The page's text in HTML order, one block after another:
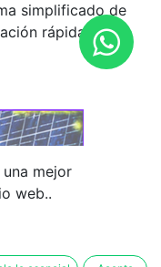
simplificado de
rápida y
mejor
web..